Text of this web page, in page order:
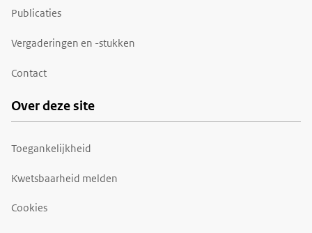
Publicaties
Vergaderingen en -stukken
Contact
Over deze site
Toegankelijkheid
Kwetsbaarheid melden
Cookies